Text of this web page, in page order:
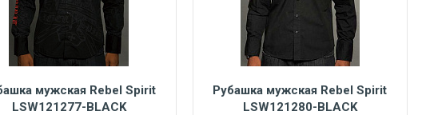
мужская Rebel Spirit
LSW121277-BLACK
Рубашка мужская Rebel Spirit
LSW121280-BLACK